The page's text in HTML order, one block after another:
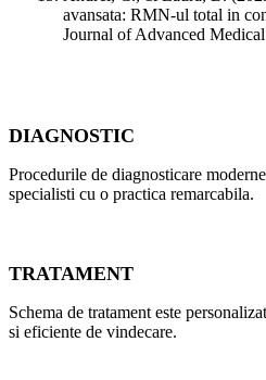
avansata: RMN-ul total in
Journal of Advanced
DIAGNOSTIC
Procedurile de diagnosticare
specialisti cu o practica remarcabila.
TRATAMENT
Schema de tratament este
si eficiente de vindecare.